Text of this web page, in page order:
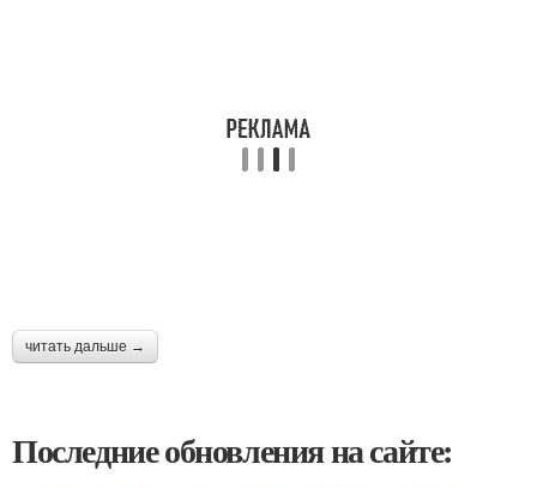
читать дальше →
Последние обновления на сайте: